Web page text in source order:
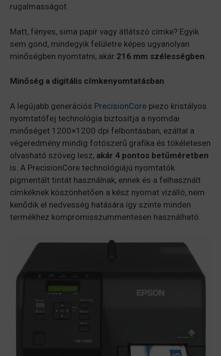
rugalmasságot.
Matt, fényes, sima papír vagy átlátszó címke? Egyik
sem gond, mindegyik felületre képes ugyanolyan
minőségben nyomtatni, akár 216 mm szélességben
Minőség a digitális címkenyomtatásban
A legújabb generációs PrecisionCore piezo kristályos
nyomtatófej technológia biztosítja a nyomdai
minőséget 1200×1200 dpi felbontásban, ezáltal a
végeredmény mindig fotószerű grafika és tökéletesen
olvasható szöveg lesz, akár 4 pontos betűméretben
is. A PrecisionCore technológiájú nyomtatók
pigmentált tintát használnak, ennek és a felhasznált
címkéknek köszönhetően a kész nyomat vízálló, nem
kenődik el nedvesség hatására így szinte minden
termékhez kompromisszummentesen használható.